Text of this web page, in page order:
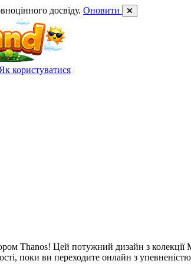
досвіду. Оновити
Як користуватися
Thanos! Цей потужний дизайн з
поки ви переходите онлайн з